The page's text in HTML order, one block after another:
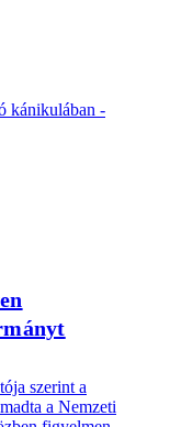
kánikulában -
szerint a
a Nemzeti